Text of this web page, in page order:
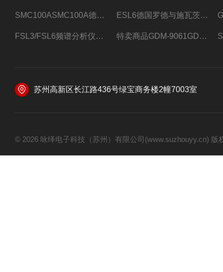
SMC100ASMC100A德国罗德与施瓦茨射频信号源 ESL6德国罗德与施瓦茨预认证EMI接收机
FSL3/FSL6频谱分析仪FSL3/FSL6罗德与施瓦茨 特卖商品GDM-9061GDM-9061台式万用表
苏州高新区长江路436号绿宝商务楼2幢7003室
© 2026 咏绎电子科技（苏州）有限公司(www.suzhouyy.cn)